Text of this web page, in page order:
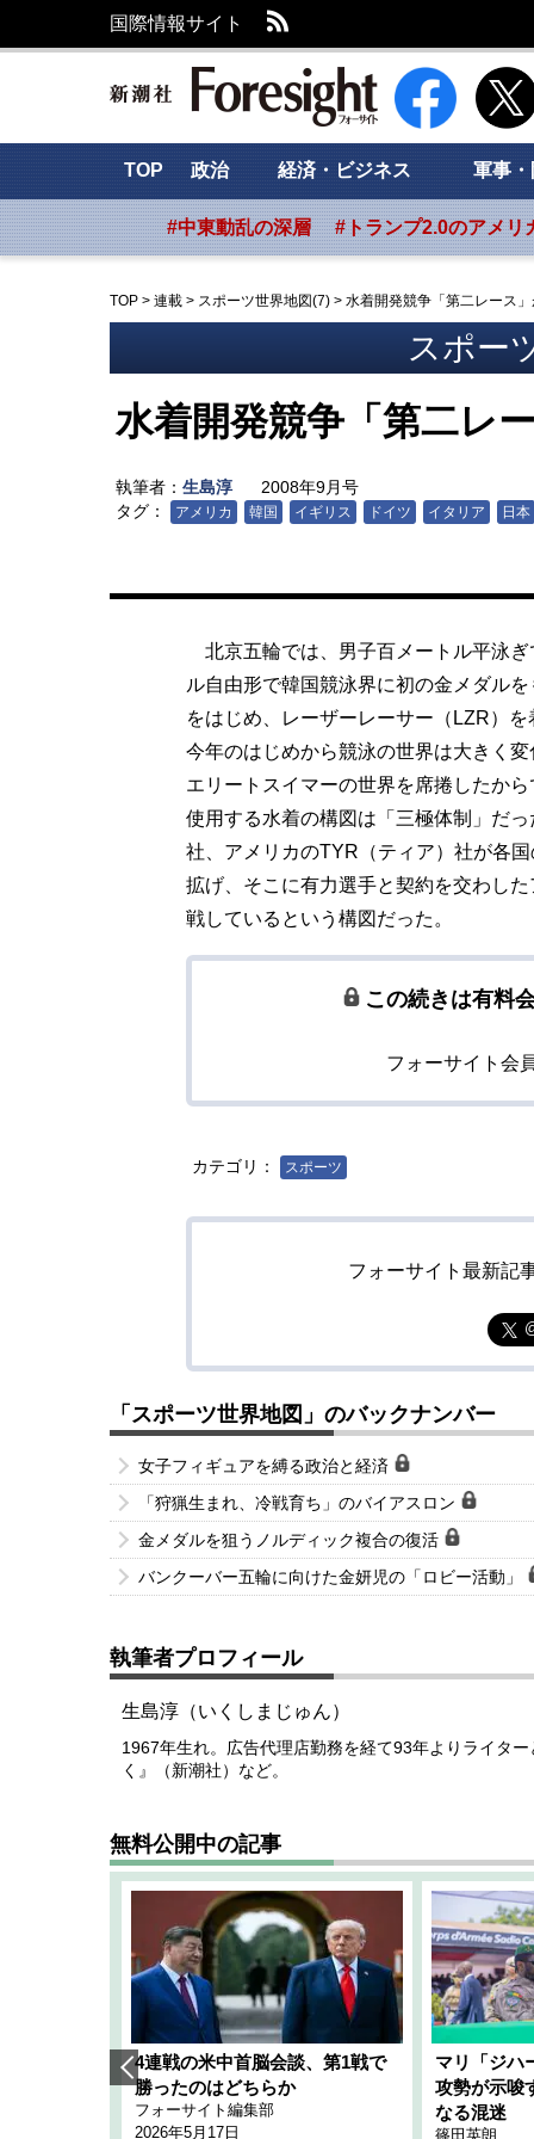
国際情報サイト
新潮社 Foresight
TOP 政治 経済・ビジネス 軍事・
#中東動乱の深層 #トランプ2.0のアメリ
TOP > 連載 > スポーツ世界地図(7) > 水着開発競争「第二レース
スポー
水着開発競争「第二レ
執筆者： 生島淳
2008年9月号
タグ：
アメリカ 韓国 イギリス ドイツ イタリア 日本
北京五輪では、男子百メートル平泳ぎ
ル自由形で韓国競泳界に初の金メダル
をはじめ、レーザーレーサー（LZR）
今年のはじめから競泳の世界は大きく
エリートスイマーの世界を席捲したか
使用する水着の構図は「三極体制」だ
社、アメリカのTYR（ティア）社が各
拡げ、そこに有力選手と契約を交わし
戦しているという構図だった。
この続きは有料
フォーサイト会
カテゴリ： スポーツ
フォーサイト最新記
「スポーツ世界地図」のバックナンバー
女子フィギュアを縛る政治と経済
「狩猟生まれ、冷戦育ち」のバイアスロン
金メダルを狙うノルディック複合の復活
バンクーバー五輪に向けた金妍児の「ロビー活動」
執筆者プロフィール
生島淳（いくしまじゅん）
1967年生れ。広告代理店勤務を経て93年よりライタ
く』（新潮社）など。
無料公開中の記事
4連戦の米中首脳会談、第1戦で
勝ったのはどちらか
フォーサイト編集部
2026年5月17日
マリ「ジハ
攻勢が示唆
なる混迷
篠田英朗